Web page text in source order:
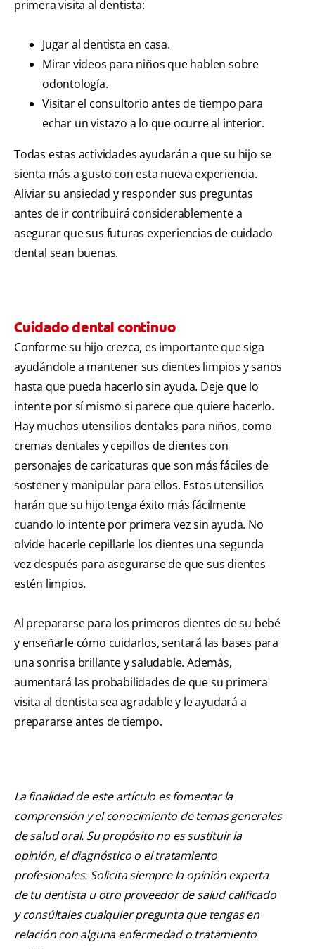
primera visita al dentista:
Jugar al dentista en casa.
Mirar videos para niños que hablen sobre
odontología.
Visitar el consultorio antes de tiempo para
echar un vistazo a lo que ocurre al interior.
Todas estas actividades ayudarán a que su hijo se
sienta más a gusto con esta nueva experiencia.
Aliviar su ansiedad y responder sus preguntas
antes de ir contribuirá considerablemente a
asegurar que sus futuras experiencias de cuidado
dental sean buenas.
Cuidado dental continuo
Conforme su hijo crezca, es importante que siga
ayudándole a mantener sus dientes limpios y sanos
hasta que pueda hacerlo sin ayuda. Deje que lo
intente por sí mismo si parece que quiere hacerlo.
Hay muchos utensilios dentales para niños, como
cremas dentales y cepillos de dientes con
personajes de caricaturas que son más fáciles de
sostener y manipular para ellos. Estos utensilios
harán que su hijo tenga éxito más fácilmente
cuando lo intente por primera vez sin ayuda. No
olvide hacerle cepillarle los dientes una segunda
vez después para asegurarse de que sus dientes
estén limpios.
Al prepararse para los primeros dientes de su bebé
y enseñarle cómo cuidarlos, sentará las bases para
una sonrisa brillante y saludable. Además,
aumentará las probabilidades de que su primera
visita al dentista sea agradable y le ayudará a
prepararse antes de tiempo.
La finalidad de este artículo es fomentar la
comprensión y el conocimiento de temas generales
de salud oral. Su propósito no es sustituir la
opinión, el diagnóstico o el tratamiento
profesionales. Solicita siempre la opinión experta
de tu dentista u otro proveedor de salud calificado
y consúltales cualquier pregunta que tengas en
relación con alguna enfermedad o tratamiento